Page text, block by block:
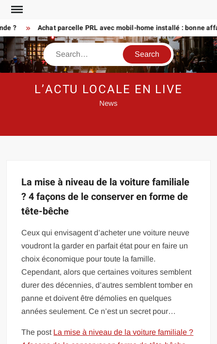
Skip
content
? Achat parcelle PRL avec mobil-home installé : bonne
Search
L’ACTU LOCALE EN LIVE
News
La mise à niveau de la voiture familiale
? 4 façons de le conserver en forme de
tête-bêche
Ceux qui envisagent d’acheter une voiture neuve
voudront la garder en parfait état pour en faire un
choix économique pour toute la famille.
Cependant, alors que certaines voitures semblent
durer des décennies, d’autres semblent tomber en
panne et doivent être démolies en quelques
années seulement. Ce n’est un secret pour…
The post La mise à niveau de la voiture familiale ?